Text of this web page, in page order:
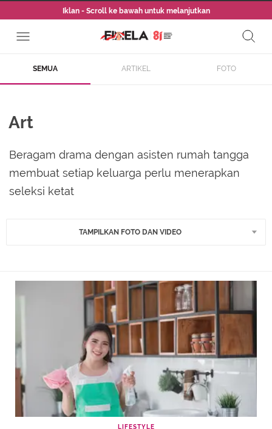
Iklan - Scroll ke bawah untuk melanjutkan
SEMUA ARTIKEL FOTO
Art
Beragam drama dengan asisten rumah tangga
membuat setiap keluarga perlu menerapkan
seleksi ketat
TAMPILKAN FOTO DAN VIDEO
LIFESTYLE